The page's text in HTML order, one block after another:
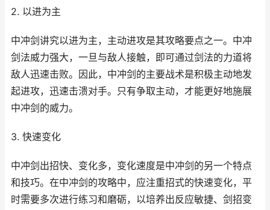
2. 以进为主
中冲剑讲究以进为主，主动进攻是其攻略要点之一。中冲
剑法威力强大，一旦与敌人接触，即可通过剑法的力道将
敌人迅速击败。因此，中冲剑的主要战术是积极主动地发
起进攻，迅速击溃对手。只有争取主动，才能更好地施展
中冲剑的威力。
3. 快速变化
中冲剑出招快、变化多，变化速度是中冲剑的另一个特点
和技巧。在中冲剑的攻略中，应注重招式的快速变化，平
时需要多次进行练习和磨砺，以培养出反应敏捷、剑招变